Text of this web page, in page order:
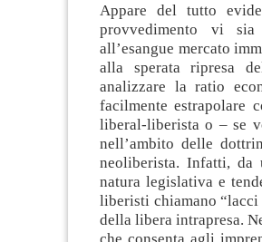
Appare del tutto
provvedimento vi
all’esangue mercato
alla sperata ripresa
analizzare la ratio
facilmente estrapolare
liberal-liberista o – se
nell’ambito delle
neoliberista. Infatti,
natura legislativa e
liberisti chiamano
della libera intrapresa.
che consenta agli